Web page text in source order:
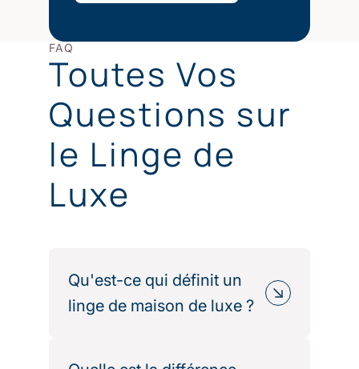
FAQ
Toutes Vos
Questions sur
le Linge de
Luxe
Qu'est-ce qui définit un
linge de maison de luxe ?